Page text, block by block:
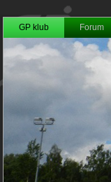
GP klub Forum